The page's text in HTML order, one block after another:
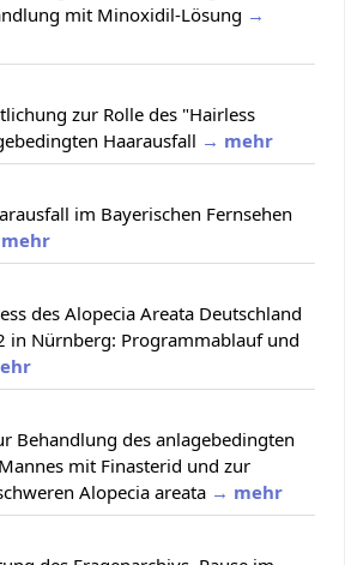
mit Minoxidil-Lösung →
zur Rolle des "Hairless
Haarausfall → mehr
im Bayerischen Fernsehen
des Alopecia Areata Deutschland
in Nürnberg: Programmablauf und
Behandlung des anlagebedingten
mit Finasterid und zur
Alopecia areata → mehr